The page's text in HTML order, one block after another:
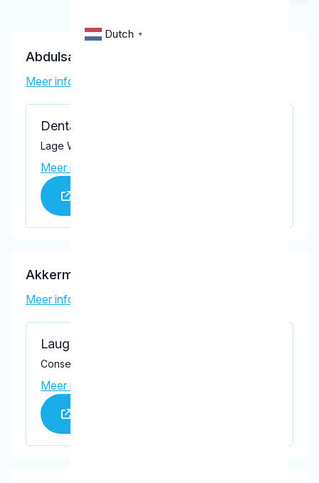
Dutch ▼
Abdulsalam, W.
Meer informatie tandarts
Dental Clinics Tilburg Amazone
Lage Witsiebaan 78, Tilburg 5042 DB
Meer informatie praktijk
Akkerman, A.G.
Meer informatie tandarts
Laugeman
Conservatoriumlaan 56, Tilburg 5037 DT
Meer informatie praktijk